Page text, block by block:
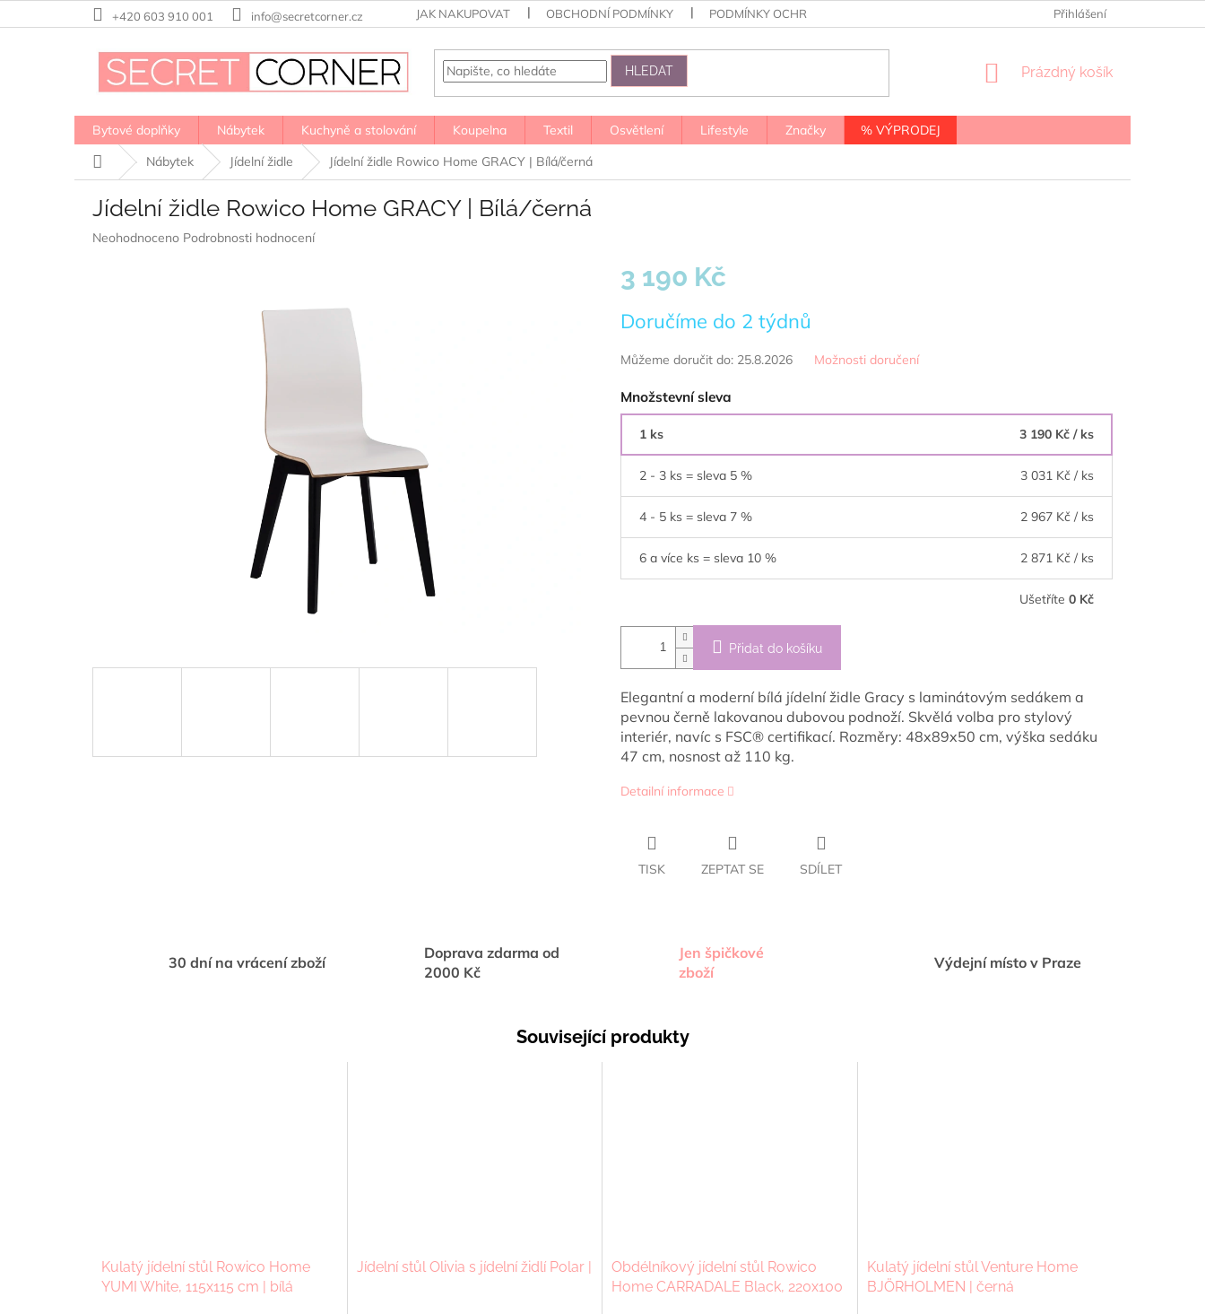
na
+420 603 910 001 info@secretcorner.cz JAK NAKUPOVAT OBCHODNÍ PODMÍNKY PODMÍNKY OCHRANY OSOBNÍCH ÚDAJŮ Přihlášení
HLEDAT
NÁKUPNÍ
Prázdný košík
Bytové doplňky Nábytek Kuchyně a stolování Koupelna Textil Osvětlení Lifestyle Značky
% VÝPRODEJ
Domů
Nábytek Jídelní židle Jídelní židle Rowico Home GRACY | Bílá/černá
Jídelní židle Rowico Home GRACY | Bílá/černá
Průměrné
Neohodnoceno Podrobnosti hodnocení
3 190 Kč
cena:
Doručíme do 2 týdnů
Můžeme doručit do: 25.8.2026 Možnosti doručení
Množstevní sleva
1 ks 3 190 Kč / ks
2 - 3 ks = sleva 5 % 3 031 Kč / ks
4 - 5 ks = sleva 7 % 2 967 Kč / ks
6 a více ks = sleva 10 % 2 871 Kč / ks
Ušetříte 0 Kč
Přidat do košíku
Elegantní a moderní bílá jídelní židle Gracy s laminátovým sedákem a
pevnou černě lakovanou dubovou podnoží. Skvělá volba pro stylový
interiér, navíc s FSC® certifikací. Rozměry: 48x89x50 cm, výška sedáku
47 cm, nosnost až 110 kg.
Detailní informace
TISK ZEPTAT SE SDÍLET
30 dní na vrácení zboží
Doprava zdarma od
2000 Kč
Jen špičkové
zboží
Výdejní místo v Praze
Související produkty
Kulatý jídelní stůl Rowico Home
YUMI White, 115x115 cm | bílá
Jídelní stůl Olivia s jídelní židlí Polar |
Obdélníkový jídelní stůl Rowico
Home CARRADALE Black, 220x100
Kulatý jídelní stůl Venture Home
BJÖRHOLMEN | černá